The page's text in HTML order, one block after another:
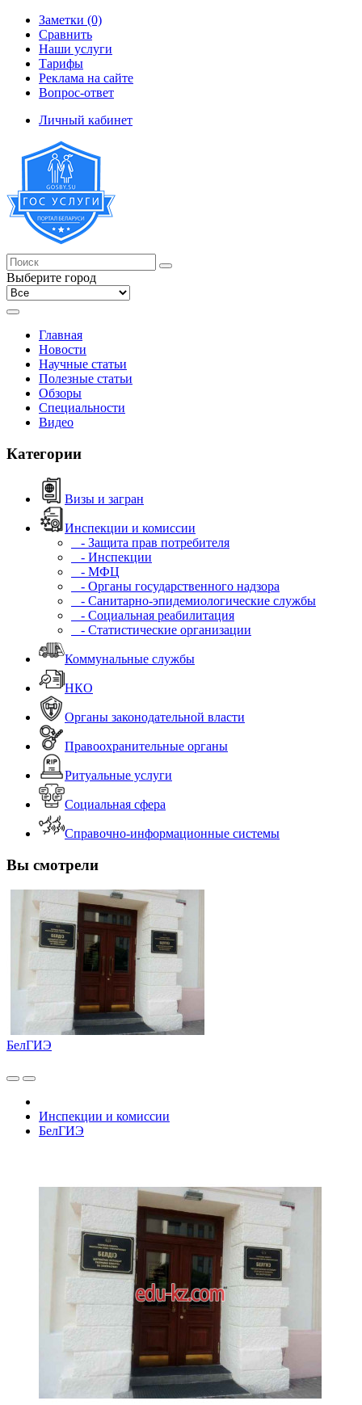
Заметки (0)
Сравнить
Наши услуги
Тарифы
Реклама на сайте
Вопрос-ответ
Личный кабинет
Выберите город
Главная
Новости
Научные статьи
Полезные статьи
Обзоры
Специальности
Видео
Категории
Визы и загран
Инспекции и комиссии
- Защита прав потребителя
- Инспекции
- МФЦ
- Органы государственного надзора
- Санитарно-эпидемиологические службы
- Социальная реабилитация
- Статистические организации
Коммунальные службы
НКО
Органы законодательной власти
Правоохранительные органы
Ритуальные услуги
Социальная сфера
Справочно-информационные системы
Вы смотрели
БелГИЭ
Инспекции и комиссии
БелГИЭ